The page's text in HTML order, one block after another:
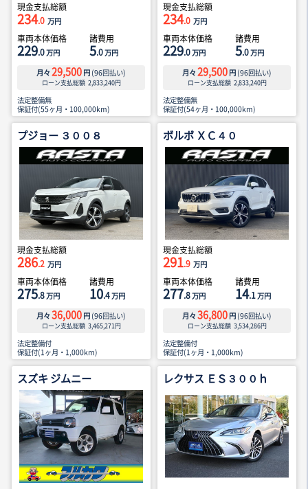
現金支払総額
234.0 万円
車両本体価格
229.0万円
諸費用
5.0万円
月々 29,500 円 (96回払い)
ローン支払総額 2,833,240円
法定整備無
保証付(55ヶ月・100,000km)
現金支払総額
234.0 万円
車両本体価格
229.0万円
諸費用
5.0万円
月々 29,500 円 (96回払い)
ローン支払総額 2,833,240円
法定整備無
保証付(54ヶ月・100,000km)
プジョー ３００８
現金支払総額
286.2 万円
車両本体価格
275.8万円
諸費用
10.4万円
月々 36,000 円 (96回払い)
ローン支払総額 3,465,271円
法定整備付
保証付(1ヶ月・1,000km)
ボルボ ＸＣ４０
現金支払総額
291.9 万円
車両本体価格
277.8万円
諸費用
14.1万円
月々 36,800 円 (96回払い)
ローン支払総額 3,534,286円
法定整備付
保証付(1ヶ月・1,000km)
スズキ ジムニー レクサス ＥＳ３００ｈ